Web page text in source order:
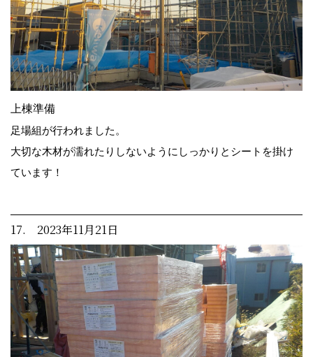
上棟準備
足場組が行われました。
大切な木材が濡れたりしないようにしっかりとシートを掛け
ています！
17. 2023年11月21日